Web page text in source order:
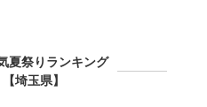
夏祭りランキング
【埼玉県】